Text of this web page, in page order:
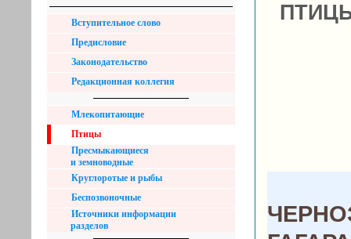
Вступительное слово
Предисловие
Законодательство
Редакционная коллегия
Млекопитающие
Птицы
Пресмыкающиеся
и земноводные
Круглоротые и рыбы
Беспозвоночные
Источники информации
разделов